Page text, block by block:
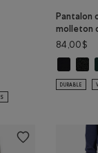
à capuchon en
original à capuchon
Pantalon
molleton
84,00$
DURABLE